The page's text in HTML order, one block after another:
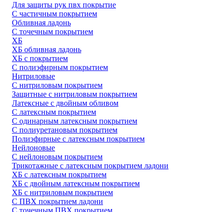
Для защиты рук пвх покрытие
С частичным покрытием
Обливная ладонь
С точечным покрытием
ХБ
ХБ обливная ладонь
ХБ с покрытием
С полиэфирным покрытием
Нитриловые
С нитриловым покрытием
Защитные с нитриловым покрытием
Латексные с двойным обливом
С латексным покрытием
С одинарным латексным покрытием
С полиуретановым покрытием
Полиэфирные с латексным покрытием
Нейлоновые
С нейлоновым покрытием
Трикотажные с латексным покрытием ладони
ХБ с латексным покрытием
ХБ с двойным латексным покрытием
ХБ с нитриловым покрытием
С ПВХ покрытием ладони